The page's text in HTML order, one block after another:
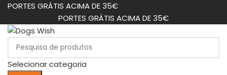
PORTES GRÁTIS ACIMA DE 35€
PORTES GRÁTIS ACIMA DE 35€
Selecionar categoria